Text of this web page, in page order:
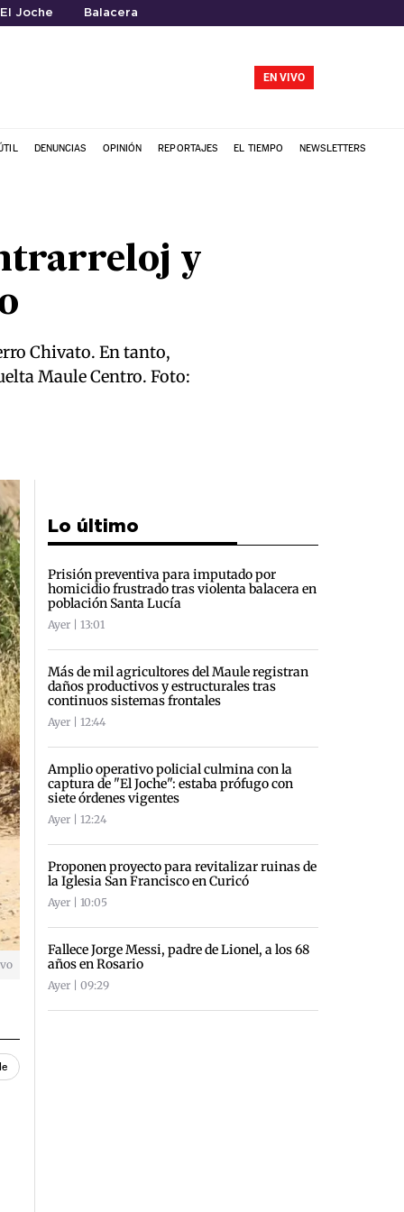
El Joche Balacera
EN VIVO
DENUNCIAS OPINIÓN REPORTAJES EL TIEMPO NEWSLETTERS
y
Chivato. En tanto,
Maule Centro. Foto:
Lo último
Prisión preventiva para imputado por
homicidio frustrado tras violenta balacera en
población Santa Lucía
Ayer | 13:01
Más de mil agricultores del Maule registran
daños productivos y estructurales tras
continuos sistemas frontales
Ayer | 12:44
Amplio operativo policial culmina con la
captura de "El Joche": estaba prófugo con
siete órdenes vigentes
Ayer | 12:24
Proponen proyecto para revitalizar ruinas de
la Iglesia San Francisco en Curicó
Ayer | 10:05
Fallece Jorge Messi, padre de Lionel, a los 68
años en Rosario
Ayer | 09:29